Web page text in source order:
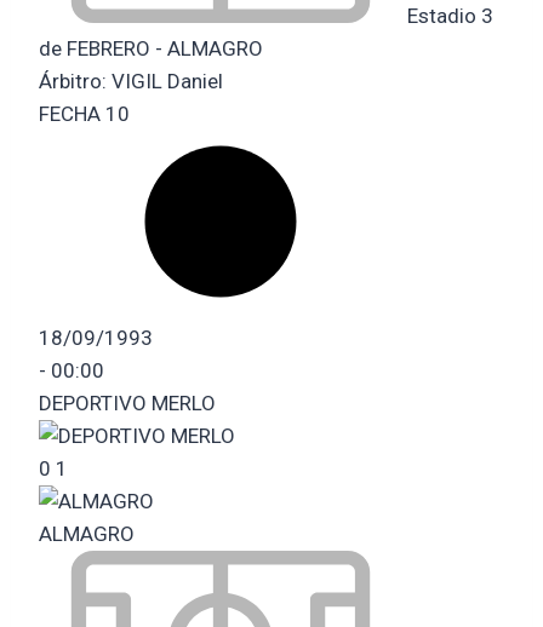
Estadio 3
de FEBRERO - ALMAGRO
Árbitro: VIGIL Daniel
FECHA 10
18/09/1993
- 00:00
DEPORTIVO MERLO
0 1
ALMAGRO